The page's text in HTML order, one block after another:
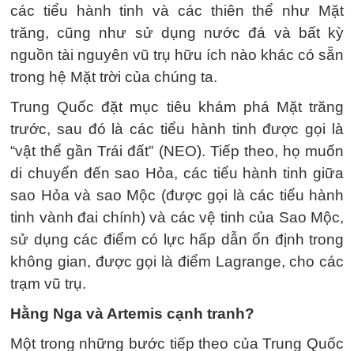
các tiểu hành tinh và các thiên thể như Mặt
trăng, cũng như sử dụng nước đá và bất kỳ
nguồn tài nguyên vũ trụ hữu ích nào khác có sẵn
trong hệ Mặt trời của chúng ta.
Trung Quốc đặt mục tiêu khám phá Mặt trăng
trước, sau đó là các tiểu hành tinh được gọi là
“vật thể gần Trái đất” (NEO). Tiếp theo, họ muốn
di chuyển đến sao Hỏa, các tiểu hành tinh giữa
sao Hỏa và sao Mộc (được gọi là các tiểu hành
tinh vành đai chính) và các vệ tinh của Sao Mộc,
sử dụng các điểm có lực hấp dẫn ổn định trong
không gian, được gọi là điểm Lagrange, cho các
trạm vũ trụ.
Hằng Nga và Artemis cạnh tranh?
Một trong những bước tiếp theo của Trung Quốc